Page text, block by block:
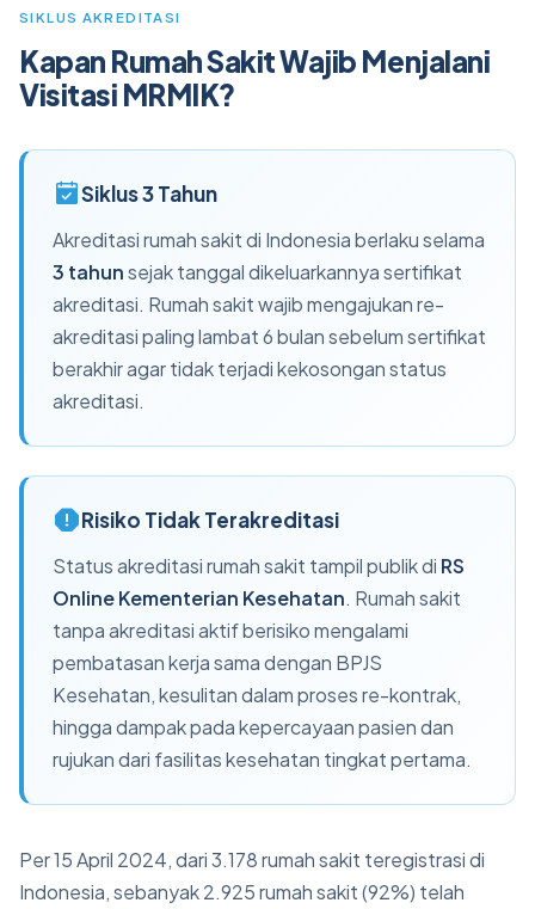
SIKLUS AKREDITASI
Kapan Rumah Sakit Wajib Menjalani
Visitasi MRMIK?
Siklus 3 Tahun
Akreditasi rumah sakit di Indonesia berlaku selama
3 tahunsejak tanggal dikeluarkannya sertifikat
akreditasi. Rumah sakit wajib mengajukan re-
akreditasi paling lambat 6 bulan sebelum sertifikat
berakhir agar tidak terjadi kekosongan status
akreditasi.
Risiko Tidak Terakreditasi
Status akreditasi rumah sakit tampil publik di RS
Online Kementerian Kesehatan. Rumah sakit
tanpa akreditasi aktif berisiko mengalami
pembatasan kerja sama dengan BPJS
Kesehatan, kesulitan dalam proses re-kontrak,
hingga dampak pada kepercayaan pasien dan
rujukan dari fasilitas kesehatan tingkat pertama.
Per 15 April 2024, dari 3.178 rumah sakit teregistrasi di
Indonesia, sebanyak 2.925 rumah sakit (92%) telah